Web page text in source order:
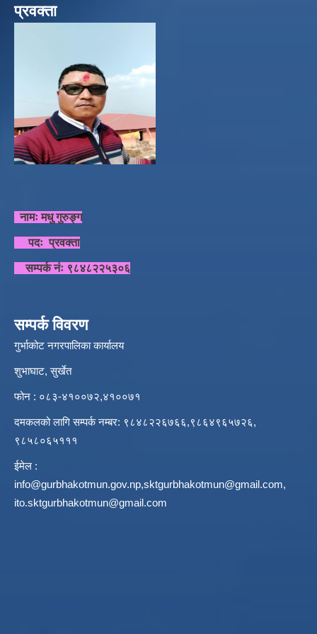
प्रवक्ता
नामः मधु गुरुङ्ग
पदः प्रवक्ता
सम्पर्क नंः ९८४८२२५३०६
सम्पर्क विवरण
गुर्भाकोट नगरपालिका कार्यालय
शुभाघाट, सुर्खेत
फोन : ०८३-४१००७२,४१००७१
दमकलको लागि सम्पर्क नम्बर: ९८४८२२६७६६,९८६४९६५७२६,
९८५८०६५१११
ईमेल :
info@gurbhakotmun.gov.np,sktgurbhakotmun@gmail.com,
ito.sktgurbhakotmun@gmail.com